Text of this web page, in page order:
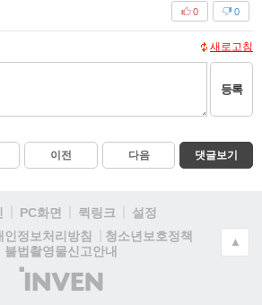
0
0
새로고침
등록
이전 다음 댓글보기
PC화면 퀵링크
설정
인정보처리방침
청소년보호정책
불법촬영물신고안내
(주)
인
▲